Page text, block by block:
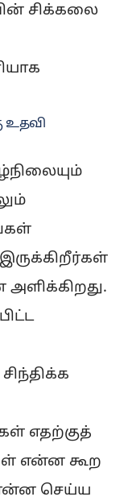
சிக்கலை
உதவி
எதற்குத்
என்ன கூற
செய்ய